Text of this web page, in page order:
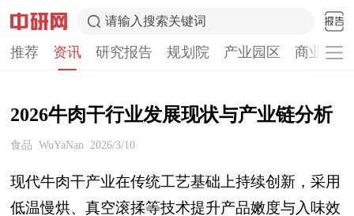
请输入搜索关键词
推荐 资讯 研究报告 规划院 产业园区 商业计
2026牛肉干行业发展现状与产业链分析
食品 WuYaNan 2026/3/10
现代牛肉干产业在传统工艺基础上持续创新，采用
低温慢烘、真空滚揉等技术提升产品嫩度与入味效